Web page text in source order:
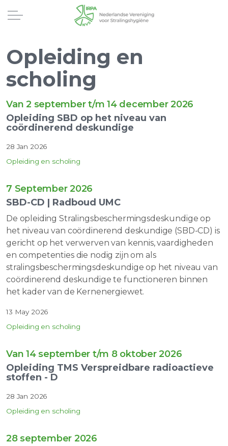
Opleiding en
scholing
Van 2 september t/m 14 december 2026
Opleiding SBD op het niveau van
coördinerend deskundige
28 Jan 2026
Opleiding en scholing
7 September 2026
SBD-CD | Radboud UMC
De opleiding Stralingsbeschermingsdeskundige op
het niveau van coördinerend deskundige (SBD-CD) is
gericht op het verwerven van kennis, vaardigheden
en competenties die nodig zijn om als
stralingsbeschermingsdeskundige op het niveau van
coördinerend deskundige te functioneren binnen
het kader van de Kernenergiewet.
13 May 2026
Opleiding en scholing
Van 14 september t/m 8 oktober 2026
Opleiding TMS Verspreidbare radioactieve
stoffen - D
28 Jan 2026
Opleiding en scholing
28 september 2026